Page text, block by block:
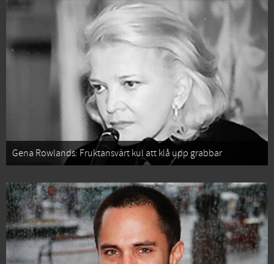
Gena Rowlands: Fruktansvärt kul att klå upp grabbar